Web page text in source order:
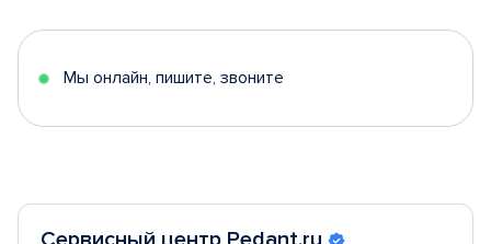
5
Мы онлайн, пишите, звоните